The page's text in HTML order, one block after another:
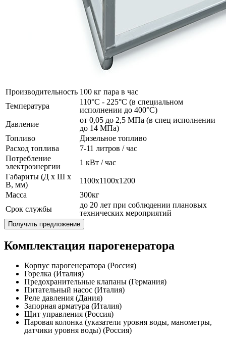
Производительность 100 кг пара в час
Температура
110°C - 225°C (в специальном
исполнении до 400°C)
Давление
от 0,05 до 2,5 МПа (в спец исполнении
до 14 МПа)
Топливо
Дизельное топливо
Расход топлива
7-11 литров / час
Потребление
электроэнергии
1 кВт / час
Габариты (Д x Ш x
В, мм)
1100x1100x1200
Масса
300кг
Срок службы
до 20 лет при соблюдении плановых
технических мероприятий
Получить предложение
Комплектация парогенератора
Корпус парогенератора (Россия)
Горелка (Италия)
Предохранительные клапаны (Германия)
Питательный насос (Италия)
Реле давления (Дания)
Запорная арматура (Италия)
Щит управления (Россия)
Паровая колонка (указатели уровня воды, манометры,
датчики уровня воды) (Россия)